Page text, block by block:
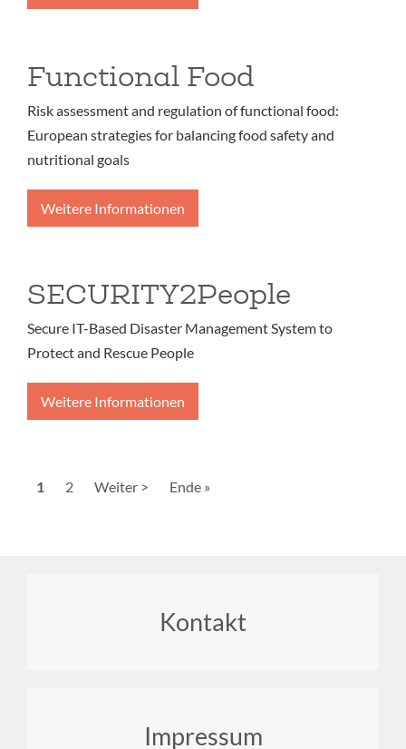
Functional Food
Risk assessment and regulation of functional food:
European strategies for balancing food safety and
nutritional goals
Weitere Informationen
SECURITY2People
Secure IT-Based Disaster Management System to
Protect and Rescue People
Weitere Informationen
Aktuelle
1 Seite
2
Nächste
Weiter >
Letzte
Ende »
Kontakt
Impressum